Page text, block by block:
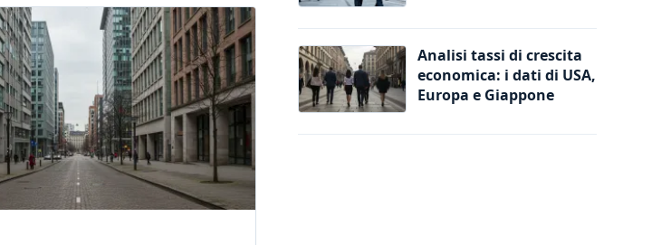
Analisi tassi di crescita
economica: i dati di USA,
Europa e Giappone